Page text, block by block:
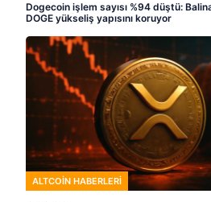
Dogecoin işlem sayısı %94 düştü:
DOGE yükseliş yapısını koruyor
ALTCOIN HABERLERI